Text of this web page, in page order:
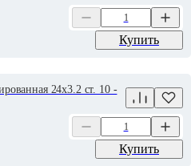
Купить
24х3.2 ст. 10 -
Купить